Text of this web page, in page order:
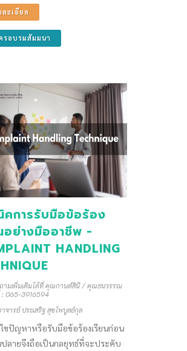
ละเอียด
รอบรมสัมมนา
คการรับมือข้อร้อง
อย่างมืออาชีพ -
HANDLING
ามเพิ่มเติมได้ที่ คุณกานต์สินี / คุณธนวรรณ
: 065-3916594
จารย์ ประเสริฐ สุขไพบูลย์กุล
ขปัญหาหรือรับมือข้อร้องเรียนก่อน
ลายจึงถือเป็นกลยุทธ์ที่จะประคับ